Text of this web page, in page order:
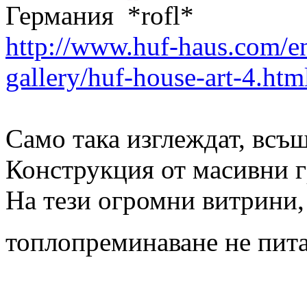
Германия
http://www.huf-haus.com/
gallery/huf-house-art-
Само така изглеждат,
Конструкция от масивни
На тези огромни
топлопреминаване не